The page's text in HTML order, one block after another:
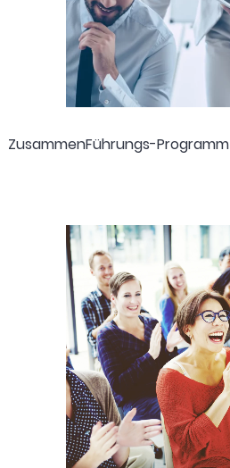
ZusammenFührungs-Programm